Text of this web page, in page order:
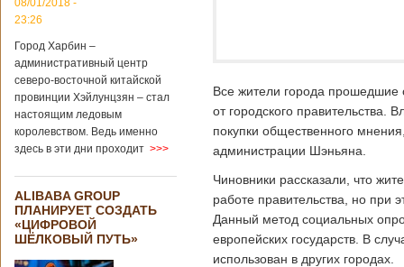
08/01/2018 -
23:26
Город Харбин –
административный центр
северо-восточной китайской
провинции Хэйлунцзян – стал
настоящим ледовым
королевством. Ведь именно
здесь в эти дни проходит >>>
ALIBABA GROUP
ПЛАНИРУЕТ СОЗДАТЬ
«ЦИФРОВОЙ
ШЁЛКОВЫЙ ПУТЬ»
Все жители города прошедшие
от городского правительства.
покупки общественного
администрации Шэньяна.
Чиновники рассказали, что
работе правительства, но при
Данный метод социальных
европейских государств. В
использован в других городах.